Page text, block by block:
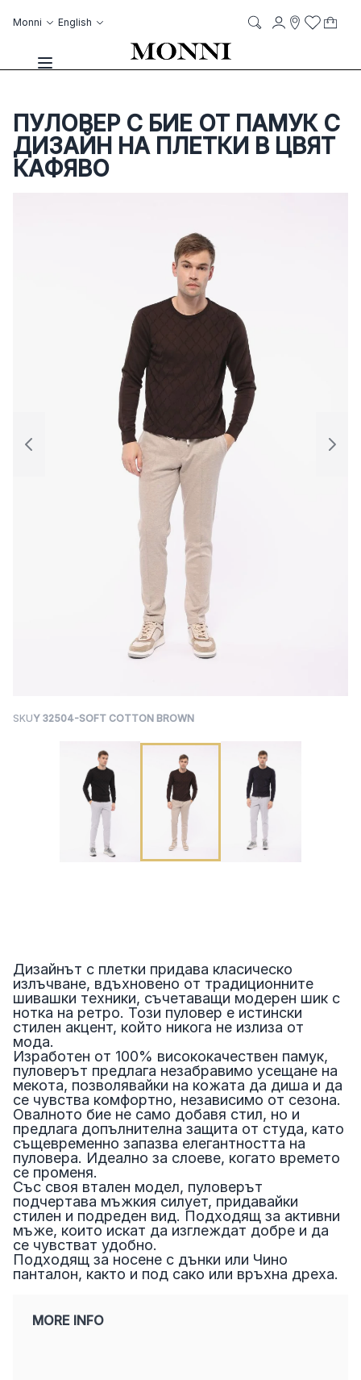
Monni Language
English
Toggle Nav
AccountWish List
My
ПУЛОВЕР С БИЕ ОТ ПАМУК С
ДИЗАЙН НА ПЛЕТКИ В ЦВЯТ
КАФЯВО
SKUY 32504-SOFT COTTON BROWN
Дизайнът с плетки придава класическо
излъчване, вдъхновено от традиционните
шивашки техники, съчетаващи модерен шик с
нотка на ретро. Този пуловер е истински
стилен акцент, който никога не излиза от
мода.
Изработен от 100% висококачествен памук,
пуловерът предлага незабравимо усещане на
мекота, позволявайки на кожата да диша и да
се чувства комфортно, независимо от сезона.
Овалното бие не само добавя стил, но и
предлага допълнителна защита от студа, като
същевременно запазва елегантността на
пуловера. Идеално за слоеве, когато времето
се променя.
Със своя втален модел, пуловерът
подчертава мъжкия силует, придавайки
стилен и подреден вид. Подходящ за активни
мъже, които искат да изглеждат добре и да
се чувстват удобно.
Подходящ за носене с дънки или Чино
панталон, както и под сако или връхна дреха.
MORE INFO